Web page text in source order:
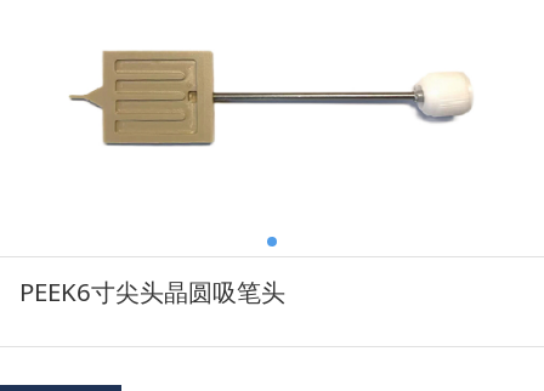
PEEK6寸尖头晶圆吸笔头